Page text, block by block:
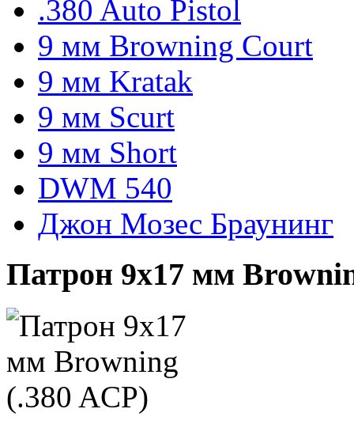
.380 Auto Pistol
9 мм Browning Court
9 мм Kratak
9 мм Scurt
9 мм Short
DWM 540
Джон Мозес Браунинг
Патрон 9х17 мм